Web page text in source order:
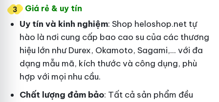
Giá rẻ & uy tín
Uy tín và kinh nghiệm: Shop heloshop.net tự
hào là nơi cung cấp bao cao su của các thương
hiệu lớn như Durex, Okamoto, Sagami,... với đa
dạng mẫu mã, kích thước và công dụng, phù
hợp với mọi nhu cầu.
Chất lượng đảm bảo: Tất cả sản phẩm đều